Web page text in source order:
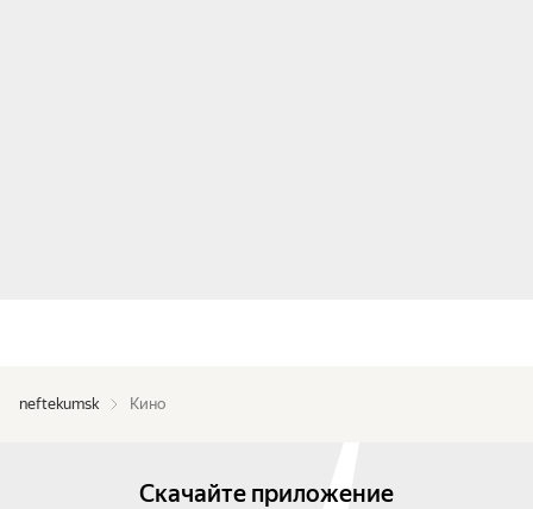
neftekumsk Кино
Скачайте приложение